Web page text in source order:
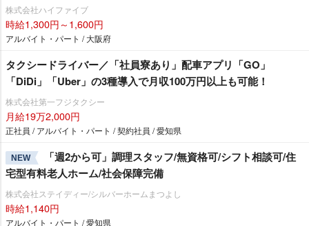
株式会社ハイファイブ
時給1,300円～1,600円
アルバイト・パート / 大阪府
タクシードライバー／「社員寮あり」配車アプリ「GO」
「DiDi」「Uber」の3種導入で月収100万円以上も可能！
株式会社第一フジタクシー
月給19万2,000円
正社員 / アルバイト・パート / 契約社員 / 愛知県
NEW
「週2から可」調理スタッフ/無資格可/シフト相談可/住
宅型有料老人ホーム/社会保障完備
株式会社ステイディー/シルバーホームまつよし
時給1,140円
アルバイト・パート / 愛知県